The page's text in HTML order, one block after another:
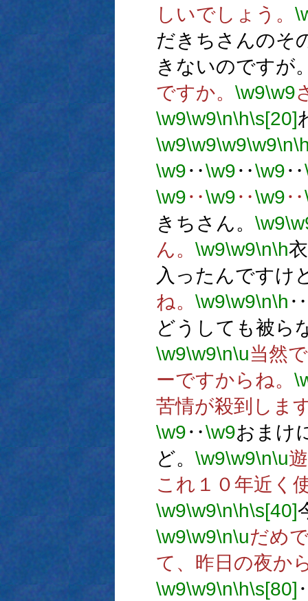
しいでしょう。
だきちさんのそ
きないのですが
ですか。 \w9\w9
\w9\w9\n\h\s[20]
\w9\w9\w9\w9\n
\w9‥\w9‥\w9‥
\w9‥\w9‥\w9‥
きちさん。 \w9
ん。 \w9\w9\n\h
入ったんですけ
ね。 \w9\w9\n\h ‥
どうしても被ら
\w9\w9\n\u当然
ーですからね。
苦情が殺到しま
\w9‥\w9おまけ
ど。 \w9\w9\n\u
これ１０年近く
\w9\w9\n\h\s[40]
\w9\w9\n\uだめ
て、昨日の夜か
\w9\w9\n\h\s[80]